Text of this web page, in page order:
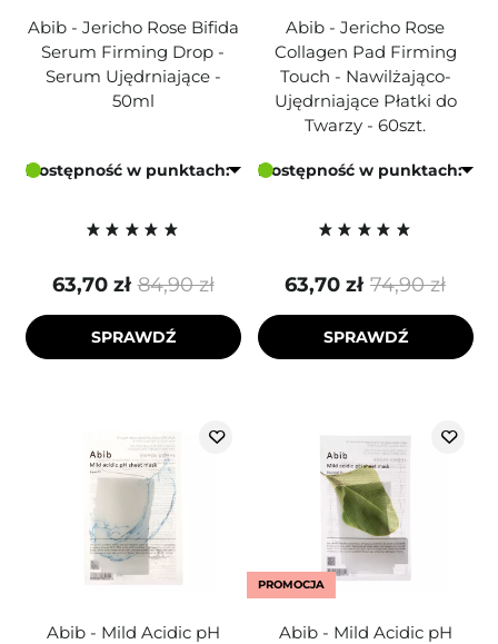
Abib - Jericho Rose Bifida
Serum Firming Drop -
Serum Ujędrniające -
50ml
Dostępność w punktach:
84,90 zł
63,70 zł
SPRAWDŹ
Abib - Jericho Rose
Collagen Pad Firming
Touch - Nawilżająco-
Ujędrniające Płatki do
Twarzy - 60szt.
Dostępność w punktach:
74,90 zł
63,70 zł
SPRAWDŹ
Abib - Mild Acidic pH
PROMOCJA
Abib - Mild Acidic pH